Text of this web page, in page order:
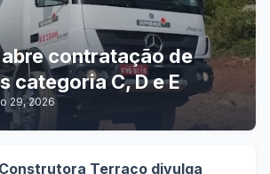
contratação de
categoria C, D e E
29, 2026
Construtora Terraço divulga